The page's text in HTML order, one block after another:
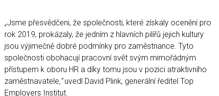
„Jsme přesvědčeni, že společnosti, které získaly ocenění pro
rok 2019, prokázaly, že jedním z hlavních pilířů jejich kultury
jsou výjimečně dobré podmínky pro zaměstnance. Tyto
společnosti obohacují pracovní svět svým mimořádným
přístupem k oboru HR a díky tomu jsou v pozici atraktivního
zaměstnavatele,“uvedl David Plink, generální ředitel Top
Employers Institut.